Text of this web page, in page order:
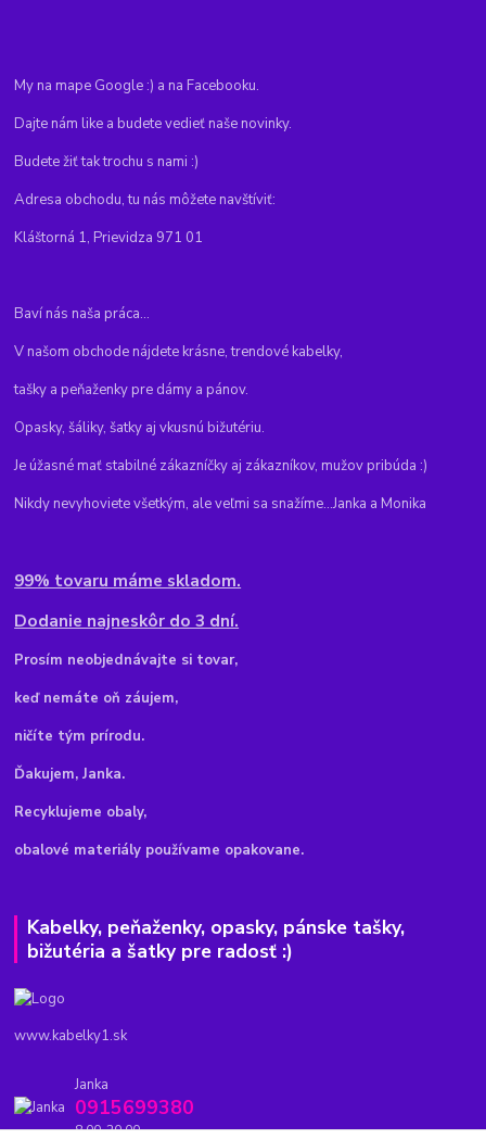
My na mape Google :) a na Facebooku.
Dajte nám like a budete vedieť naše novinky.
Budete žiť tak trochu s nami :)
Adresa obchodu, tu nás môžete navštíviť:
Kláštorná 1, Prievidza 971 01
Baví nás naša práca...
V našom obchode nájdete krásne, trendové kabelky,
tašky a peňaženky pre dámy a pánov.
Opasky, šáliky, šatky aj vkusnú bižutériu.
Je úžasné mať stabilné zákazníčky aj zákazníkov, mužov pribúda :)
Nikdy nevyhoviete všetkým, ale veľmi sa snažíme...Janka a Monika
99% tovaru máme skladom.
Dodanie najneskôr do 3 dní.
Prosím neobjednávajte si tovar,
keď nemáte oň záujem,
ničíte tým prírodu.
Ďakujem, Janka.
Recyklujeme obaly,
obalové materiály používame opakovane.
Kabelky, peňaženky, opasky, pánske tašky,
bižutéria a šatky pre radosť :)
www.kabelky1.sk
Janka
0915699380
8.00-20.00